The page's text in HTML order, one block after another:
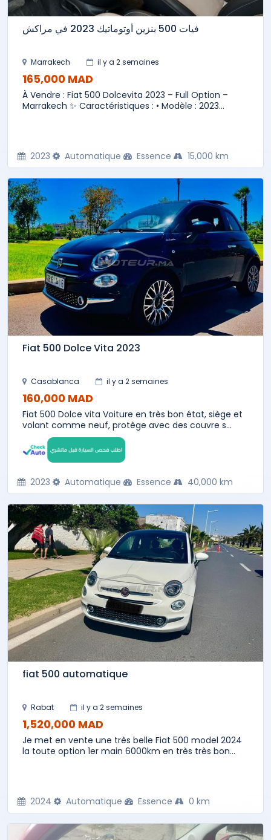
فيات 500 بنزين أوتوماتيك 2023 في مراكش
Marrakech il y a 2 semaines
165,000 MAD
À Vendre : Fiat 500 Dolcevita 2023 – Full Option –
Marrakech ✨ Caractéristiques : • Modèle : 2023...
2023 Automatique Essence 15,000 km
Fiat 500 Dolce Vita 2023
Casablanca il y a 2 semaines
160,000 MAD
Fiat 500 Dolce vita Voiture en très bon état, siège et
volant comme neuf, protège avec des couvre s...
2023 Automatique Essence 40,000 km
fiat 500 automatique
Rabat il y a 2 semaines
1,520,000 MAD
Je met en vente une très belle Fiat 500 model 2024
la toute option 1er main 6000km en très très bon...
2024 Automatique Essence 0 km